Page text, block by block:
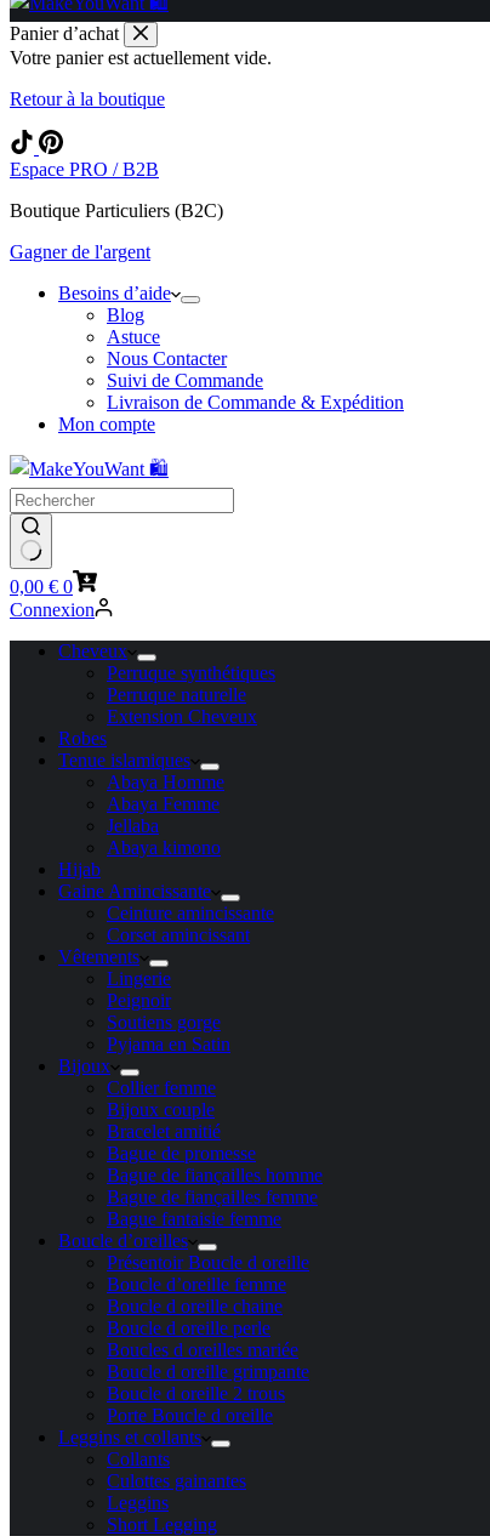
Panier d’achat
Votre panier est actuellement vide.
Retour à la boutique
Espace PRO / B2B
Boutique Particuliers (B2C)
Gagner de l'argent
Besoins d’aide
Blog
Astuce
Nous Contacter
Suivi de Commande
Livraison de Commande & Expédition
Mon compte
Panier
d’achat
0,00 € 0
Connexion
Cheveux
Perruque synthétiques
Perruque naturelle
Extension Cheveux
Robes
Tenue islamiques
Abaya Homme
Abaya Femme
Jellaba
Abaya kimono
Hijab
Gaine Amincissante
Ceinture amincissante
Corset amincissant
Vêtements
Lingerie
Peignoir
Soutiens gorge
Pyjama en Satin
Bijoux
Collier femme
Bijoux couple
Bracelet amitié
Bague de promesse
Bague de fiançailles homme
Bague de fiançailles femme
Bague fantaisie femme
Boucle d’oreilles
Présentoir Boucle d oreille
Boucle d’oreille femme
Boucle d oreille chaine
Boucle d oreille perle
Boucles d oreilles mariée
Boucle d oreille grimpante
Boucle d oreille 2 trous
Porte Boucle d oreille
Leggins et collants
Collants
Culottes gainantes
Leggins
Short Legging